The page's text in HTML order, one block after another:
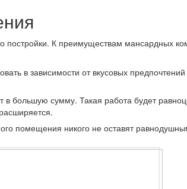
постройки. К преимуществам мансардных
в зависимости от вкусовых предпочтений
большую сумму. Такая работа будет
помещения никого не оставят